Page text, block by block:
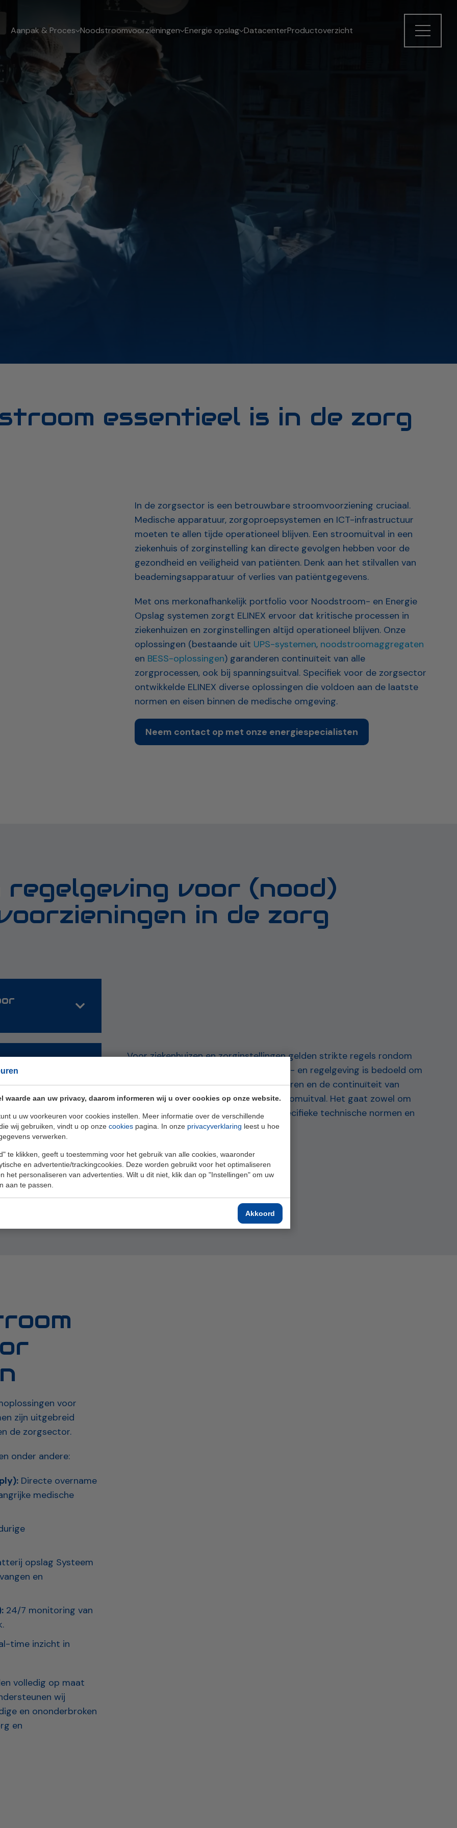
waarde aan uw privacy, daarom informeren wij u over cookies op onze website.
u uw voorkeuren voor cookies instellen. Meer informatie over de verschillende
wij gebruiken, vindt u op onze cookies pagina. In onze privacyverklaring leest u hoe
verwerken.
te klikken, geeft u toestemming voor het gebruik van alle cookies, waaronder
en advertentie/trackingcookies. Deze worden gebruikt voor het optimaliseren
het personaliseren van advertenties. Wilt u dit niet, klik dan op "Instellingen" om uw
aan te passen.
Akkoord
Aanpak & Proces Noodstroomvoorzieningen Energie opslag DatacenterProductoverzicht
essentieel is in de zorg
In de zorgsector is een betrouwbare stroomvoorziening cruciaal.
Medische apparatuur, zorgoproepsystemen en ICT-infrastructuur
moeten te allen tijde operationeel blijven. Een stroomuitval in een
ziekenhuis of zorginstelling kan directe gevolgen hebben voor de
gezondheid en veiligheid van patiënten. Denk aan het stilvallen van
beademingsapparatuur of verlies van patiëntgegevens.
Met ons merkonafhankelijk portfolio voor Noodstroom- en Energie
Opslag systemen zorgt ELINEX ervoor dat kritische processen in
ziekenhuizen en zorginstellingen altijd operationeel blijven. Onze
oplossingen (bestaande uit UPS-systemen, noodstroomaggregaten
en BESS-oplossingen) garanderen continuïteit van alle
zorgprocessen, ook bij spanningsuitval. Specifiek voor de zorgsector
ontwikkelde ELINEX diverse oplossingen die voldoen aan de laatste
normen en eisen binnen de medische omgeving.
Neem contact op met onze energiespecialisten
regelgeving voor (nood)
in de zorg
(Wkkgz):
Voor ziekenhuizen en zorginstellingen gelden strikte regels rondom
(nood)stroomvoorzieningen. Deze wet- en regelgeving is bedoeld om
de veiligheid van patiënten te garanderen en de continuïteit van
zorgprocessen te waarborgen bij stroomuitval. Het gaat zowel om
algemene wettelijke kaders als om specifieke technische normen en
verplichte keuringen.
voor
zijn uitgebreid
de zorgsector.
onder andere:
Directe overname
medische
opslag Systeem
en
24/7 monitoring van
time inzicht in
volledig op maat
wij
en ononderbroken
en